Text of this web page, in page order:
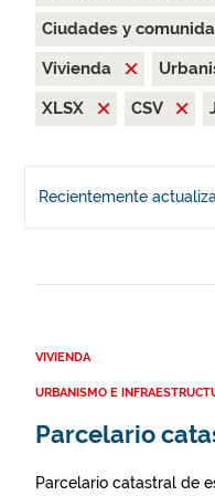
Ciudades y
Vivienda
XLSX
CSV
Recientemente
VIVIENDA
URBANISMO E
Parcelario
Parcelario catastral de